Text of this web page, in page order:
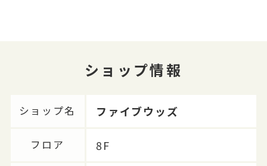
ショップ情報
ショップ名 ファイブウッズ
フロア 8F